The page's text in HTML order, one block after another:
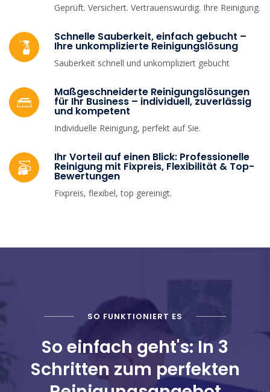
Geprüft. Versichert. Vertrauenswürdig. Ihre Reinigung.
Schnelle Sauberkeit, einfach gebucht –
Ihre unkomplizierte Reinigungs­lösung
Sauberkeit schnell und unkompliziert gebucht
Maßgeschneiderte Reinigungslösungen
für Ihr Business – individuell, zuverlässig
und kompetent
Individuelle Reinigung, perfekt auf Sie.
Ihr Vorteil auf einen Blick: Professionelle
Reinigung mit Fixpreis, Flexibilität & Top-
Bewertungen
Fixpreis, flexibel, top gereinigt.
SO FUNKTIONIERT ES
So einfach geht's: In 3
Schritten zum perfekten